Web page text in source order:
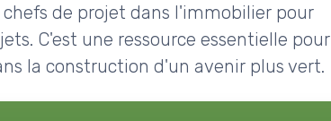
de projet dans l'immobilier pour
C'est une ressource essentielle pour
la construction d'un avenir plus vert.